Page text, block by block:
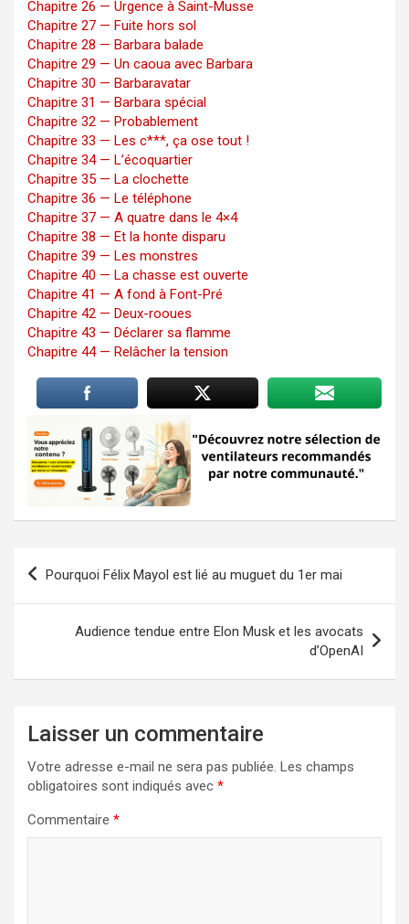
Chapitre 26 — Urgence à Saint-Musse
Chapitre 27 — Fuite hors sol
Chapitre 28 — Barbara balade
Chapitre 29 — Un caoua avec Barbara
Chapitre 30 — Barbaravatar
Chapitre 31 — Barbara spécial
Chapitre 32 — Probablement
Chapitre 33 — Les c***, ça ose tout !
Chapitre 34 — L’écoquartier
Chapitre 35 — La clochette
Chapitre 36 — Le téléphone
Chapitre 37 — A quatre dans le 4×4
Chapitre 38 — Et la honte disparu
Chapitre 39 — Les monstres
Chapitre 40 — La chasse est ouverte
Chapitre 41 — A fond à Font-Pré
Chapitre 42 — Deux-rooues
Chapitre 43 — Déclarer sa flamme
Chapitre 44 — Relâcher la tension
Navigation
Pourquoi Félix Mayol est lié au muguet du 1er mai
Audience tendue entre Elon Musk et les avocats
d’OpenAI
Laisser un commentaire
Votre adresse e-mail ne sera pas publiée. Les champs
obligatoires sont indiqués avec *
Commentaire *